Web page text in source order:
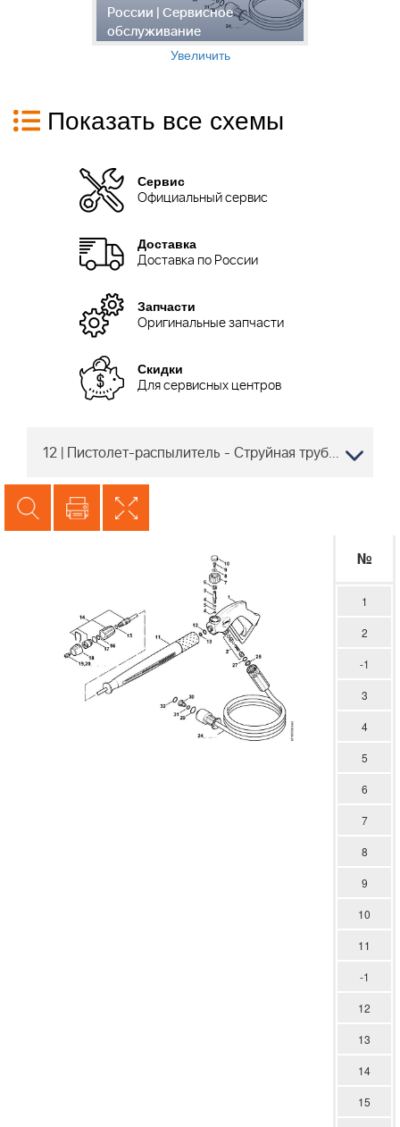
России | Сервисное
обслуживание
Увеличить
Показать все схемы
Сервис
Официальный сервис
Доставка
Доставка по России
Запчасти
Оригинальные запчасти
Скидки
Для сервисных центров
12 | Пистолет-распылитель - Струйная трубка (40.2009) | RE 361 | Мойка высокого давления STIHL | Запчасти по России | Сервисное обслуживание
№
1
2
-1
3
4
5
6
7
8
9
10
11
-1
12
13
14
15